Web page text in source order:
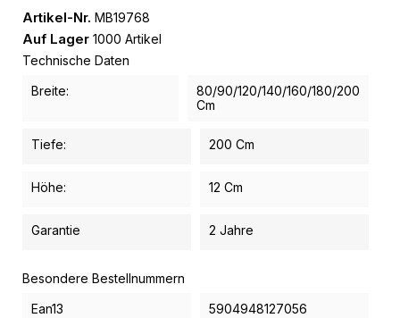
Artikel-Nr. MB19768
Auf Lager 1000 Artikel
Technische Daten
Breite:
80/90/120/140/160/180/200
Cm
Tiefe: 200 Cm
Höhe: 12 Cm
Garantie 2 Jahre
Besondere Bestellnummern
Ean13
5904948127056